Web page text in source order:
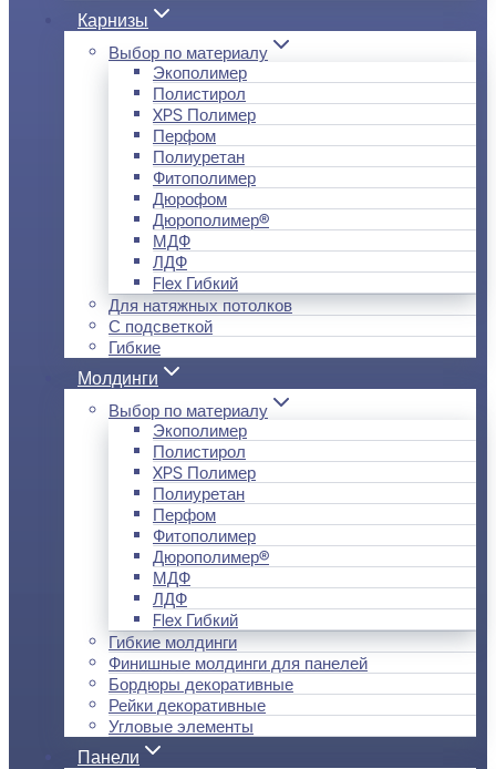
Карнизы
Выбор по материалу
Экополимер
Полистирол
XPS Полимер
Перфом
Полиуретан
Фитополимер
Дюрофом
Дюрополимер®
МДФ
ЛДФ
Flex Гибкий
Для натяжных потолков
С подсветкой
Гибкие
Молдинги
Выбор по материалу
Экополимер
Полистирол
XPS Полимер
Полиуретан
Перфом
Фитополимер
Дюрополимер®
МДФ
ЛДФ
Flex Гибкий
Гибкие молдинги
Финишные молдинги для панелей
Бордюры декоративные
Рейки декоративные
Угловые элементы
Панели